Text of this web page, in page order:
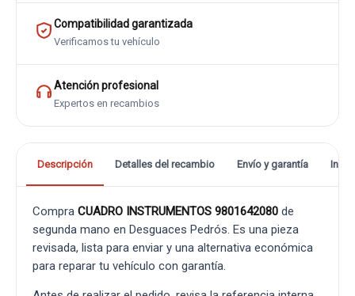
Compatibilidad garantizada
Verificamos tu vehículo
Atención profesional
Expertos en recambios
Descripción Detalles del recambio Envío y garantía
Compra CUADRO INSTRUMENTOS 9801642080 de
segunda mano en Desguaces Pedrós. Es una pieza
revisada, lista para enviar y una alternativa económica
para reparar tu vehículo con garantía.